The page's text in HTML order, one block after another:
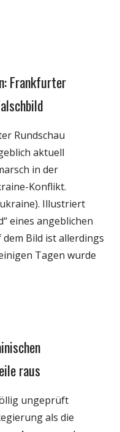
Frankfurter
Rundschau
aktuell
in der
Konflikt.
Illustriert
eines angeblichen
Bild ist allerdings
Tagen wurde
raus
ungeprüft
als die